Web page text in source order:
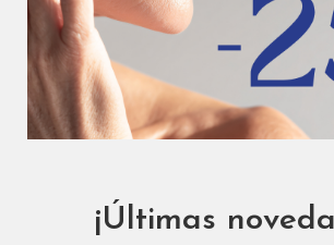
¡Últimas